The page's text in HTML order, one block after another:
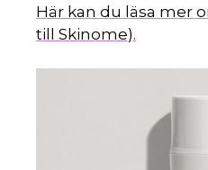
Här kan du läsa mer
till Skinome).